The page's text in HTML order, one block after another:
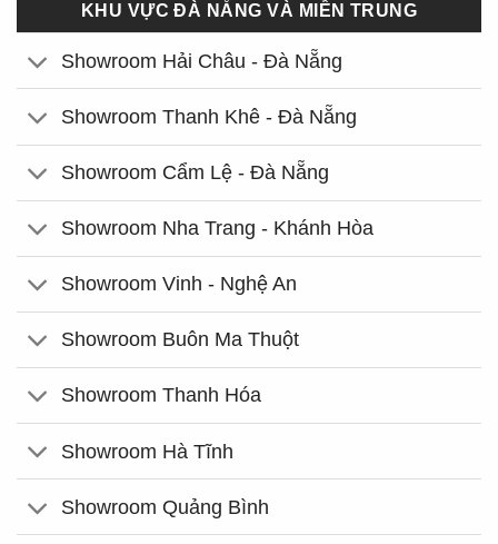
KHU VỰC ĐÀ NẴNG VÀ MIỀN TRUNG
Showroom Hải Châu - Đà Nẵng
Showroom Thanh Khê - Đà Nẵng
Showroom Cẩm Lệ - Đà Nẵng
Showroom Nha Trang - Khánh Hòa
Showroom Vinh - Nghệ An
Showroom Buôn Ma Thuột
Showroom Thanh Hóa
Showroom Hà Tĩnh
Showroom Quảng Bình